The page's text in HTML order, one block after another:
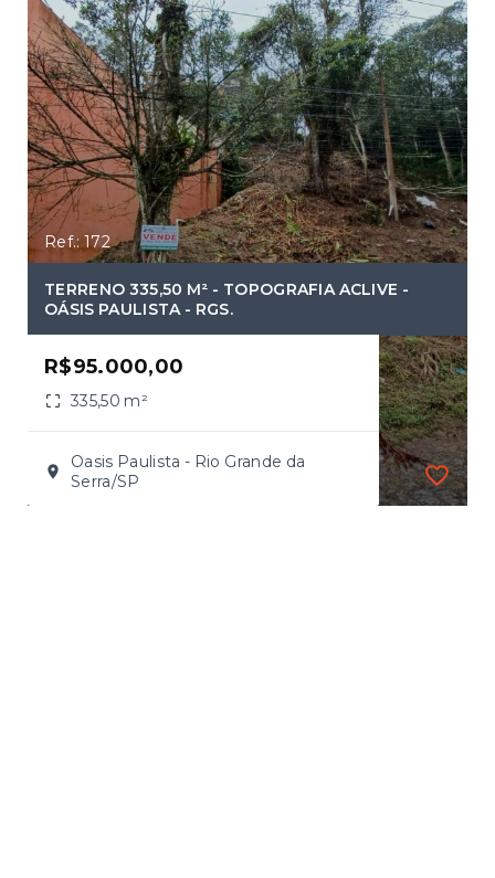
Ref.: 172
TERRENO 335,50 M² - TOPOGRAFIA ACLIVE -
OÁSIS PAULISTA - RGS.
R$95.000,00
335,50 m²
Oasis Paulista - Rio Grande da
Serra/SP